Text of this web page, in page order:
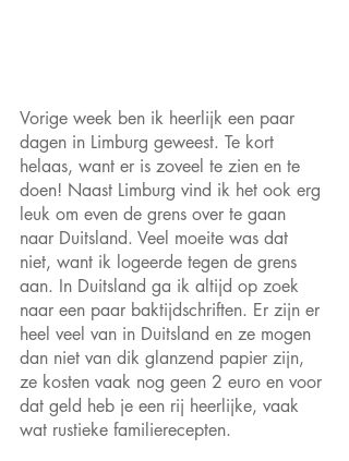
Vorige week ben ik heerlijk een paar
dagen in Limburg geweest. Te kort
helaas, want er is zoveel te zien en te
doen! Naast Limburg vind ik het ook erg
leuk om even de grens over te gaan
naar Duitsland. Veel moeite was dat
niet, want ik logeerde tegen de grens
aan. In Duitsland ga ik altijd op zoek
naar een paar baktijdschriften. Er zijn er
heel veel van in Duitsland en ze mogen
dan niet van dik glanzend papier zijn,
ze kosten vaak nog geen 2 euro en voor
dat geld heb je een rij heerlijke, vaak
wat rustieke familierecepten.